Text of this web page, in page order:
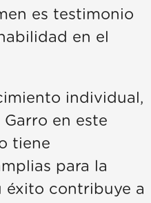
es testimonio
en el
individual,
en este
tiene
para la
éxito contribuye a